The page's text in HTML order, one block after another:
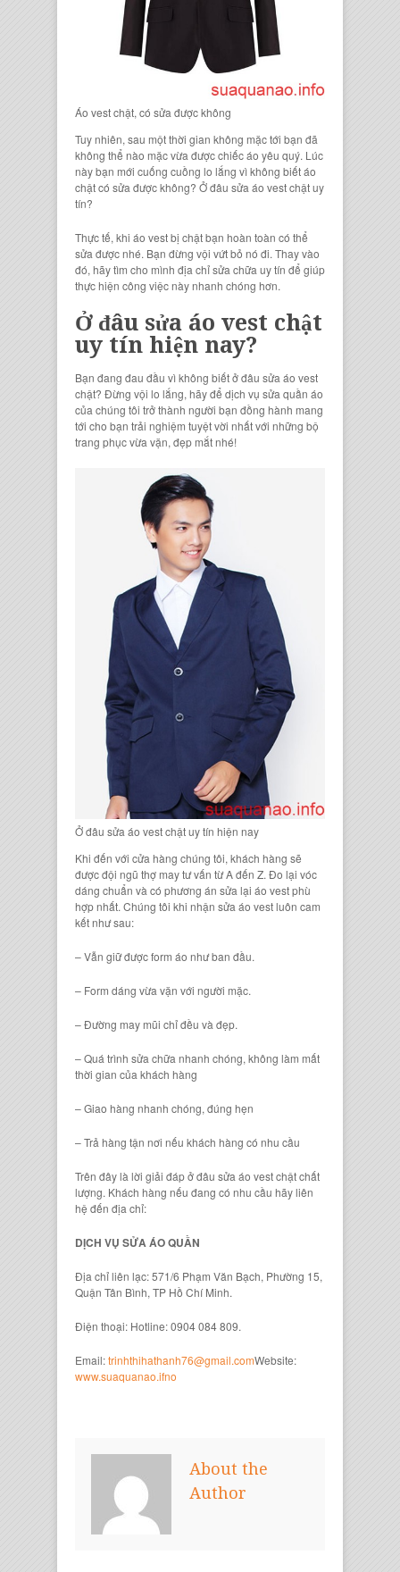
Áo vest chật, có sửa được không
Tuy nhiên, sau một thời gian không mặc tới bạn đã
không thể nào mặc vừa được chiếc áo yêu quý. Lúc
này bạn mới cuống cuồng lo lắng vì không biết áo
chật có sửa được không? Ở đâu sửa áo vestchật uy
tín?
Thực tế, khi áo vest bị chật bạn hoàn toàn có thể
sửa được nhé. Bạn đừng vội vứt bỏ nó đi. Thay vào
đó, hãy tìm cho mình địa chỉ sửa chữa uy tín để giúp
thực hiện công việc này nhanh chóng hơn.
Ở đâu sửa áo vest chật
uy tín hiện nay?
Bạn đang đau đầu vì không biết ở đâu sửa áo vest
chật? Đừng vội lo lắng, hãy để dịch vụ sửa quần áo
của chúng tôi trở thành người bạn đồng hành mang
tới cho bạn trải nghiệm tuyệt vời nhất với những bộ
trang phục vừa vặn, đẹp mắt nhé!
Ở đâu sửa áo vest chật uy tín hiện nay
Khi đến với cửa hàng chúng tôi, khách hàng sẽ
được đội ngũ thợ may tư vấn từ A đến Z. Đo lại vóc
dáng chuẩn và có phương án sửa lại áo vest phù
hợp nhất. Chúng tôi khi nhận sửa áo vest luôn cam
kết như sau:
– Vẫn giữ được form áo như ban đầu.
– Form dáng vừa vặn với người mặc.
– Đường may mũi chỉ đều và đẹp.
– Quá trình sửa chữa nhanh chóng, không làm mất
thời gian của khách hàng
– Giao hàng nhanh chóng, đúng hẹn
– Trả hàng tận nơi nếu khách hàng có nhu cầu
Trên đây là lời giải đáp ở đâu sửa áo vest chật chất
lượng. Khách hàng nếu đang có nhu cầu hãy liên
hệ đến địa chỉ:
DỊCH VỤ SỬA ÁO QUẦN
Địa chỉ liên lạc: 571/6 Phạm Văn Bạch, Phường 15,
Quận Tân Bình, TP Hồ Chí Minh.
Điện thoại: Hotline: 0904 084 809.
Email:trinhthihathanh76@gmail.comWebsite:
www.suaquanao.ifno
About the
Author